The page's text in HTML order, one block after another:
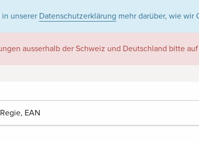
unserer Datenschutzerklärung mehr darüber, wie wir
ausserhalb der Schweiz und Deutschland bitte auf